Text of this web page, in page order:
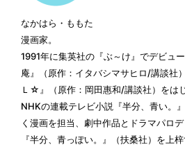
なかはら・ももた
漫画家。
1991年に集英社の『ぶ～け』でデビュ
庵』（原作：イタバシマサヒロ/講談社
Ｌ☆』（原作：岡田惠和/講談社）をは
NHKの連載テレビ小説『半分、青い。
く漫画を担当、劇中作品とドラマパロ
『半分、青っぽい。』（扶桑社）を上